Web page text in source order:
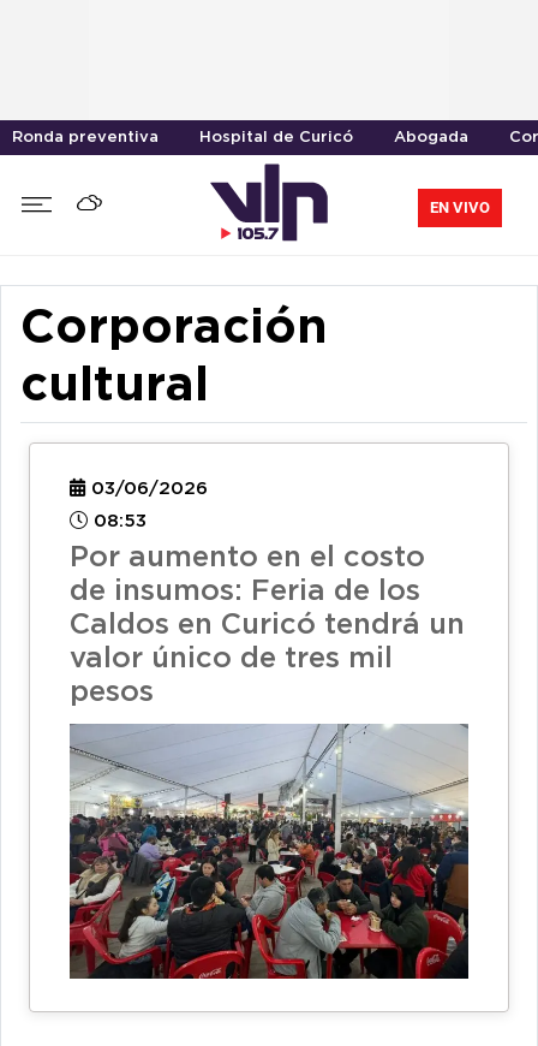
Ronda preventiva Hospital de Curicó Abogada
EN VIVO
Corporación
cultural
03/06/2026
08:53
Por aumento en el costo
de insumos: Feria de los
Caldos en Curicó tendrá un
valor único de tres mil
pesos